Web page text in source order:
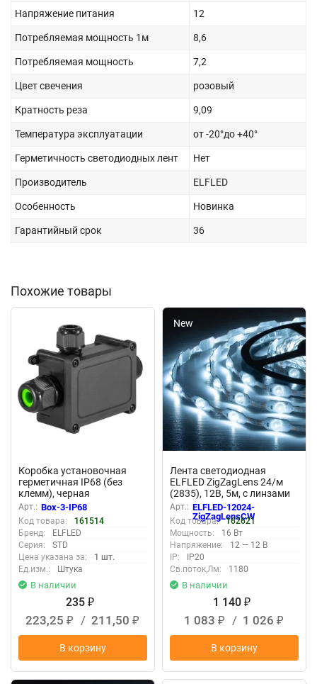
Напряжение питания 12
Потребляемая мощность 1м 8,6
Потребляемая мощность 7,2
Цвет свечения розовый
Кратность реза 9,09
Температура эксплуатации от -20°до +40°
Герметичность светодиодных лент Нет
Производитель ELFLED
Особенность Новинка
Гарантийный срок 36
Похожие товары
Коробка установочная
герметичная IP68 (без
клемм), черная
Арт.: Box-3-IP68
Код товара:
161514
Бренд:
ELFLED
Серия:
STD
Цена указана за:
1 шт.
Ед.изм.:
Штука
В наличии
235 ₽
223,25 ₽ / 211,50 ₽
В корзину
New
Лента светодиодная
ELFLED ZigZagLens 24/м
(2835), 12В, 5м, с линзами
170гр, белый холодный
11000К
Арт.: ELFLED-12024-
ZigZagLensCW
Код товара:
162621
Мощность:
16 Вт
Напряжение:
12 — 12 В
IP:
IP20
Св.поток,Лм:
1180
В наличии
1 140 ₽
1 083 ₽ / 1 026 ₽
В корзину